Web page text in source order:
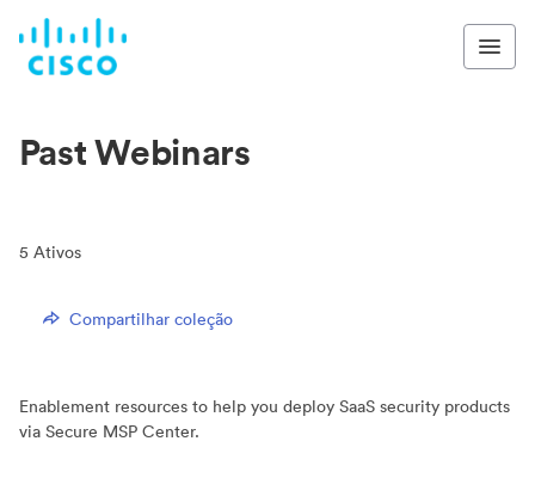
Past Webinars
5 Ativos
Compartilhar coleção
Enablement resources to help you deploy SaaS security products
via Secure MSP Center.